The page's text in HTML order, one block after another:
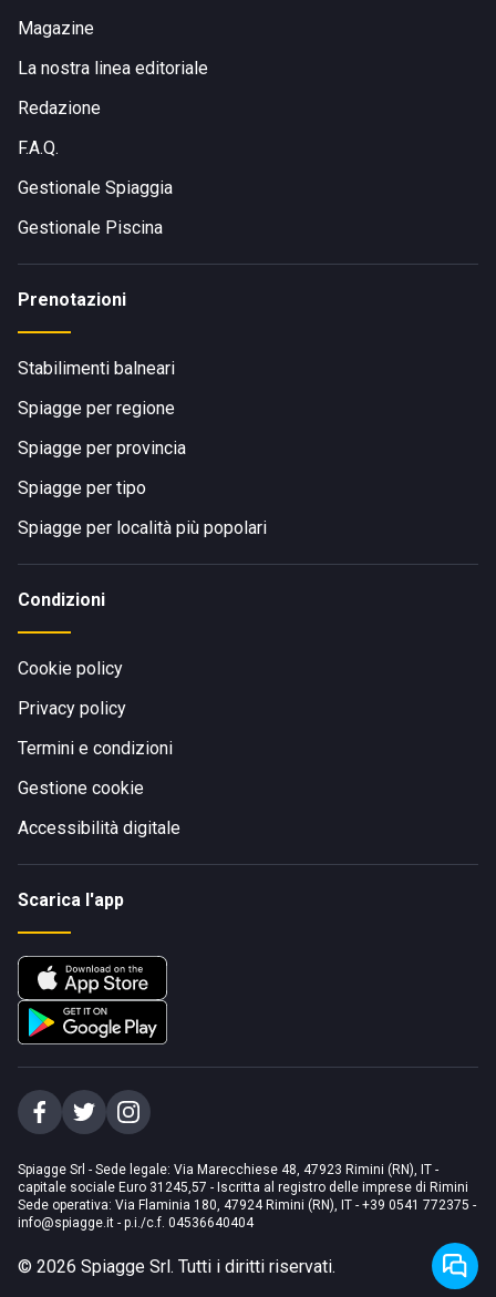
Magazine
La nostra linea editoriale
Redazione
F.A.Q.
Gestionale Spiaggia
Gestionale Piscina
Prenotazioni
Stabilimenti balneari
Spiagge per regione
Spiagge per provincia
Spiagge per tipo
Spiagge per località più popolari
Condizioni
Cookie policy
Privacy policy
Termini e condizioni
Gestione cookie
Accessibilità digitale
Scarica l'app
Spiagge Srl - Sede legale: Via Marecchiese 48, 47923 Rimini (RN), IT -
capitale sociale Euro 31245,57 - Iscritta al registro delle imprese di Rimini
Sede operativa: Via Flaminia 180, 47924 Rimini (RN), IT - +39 0541 772375 -
info@spiagge.it - p.i./c.f. 04536640404
© 2026 Spiagge Srl. Tutti i diritti riservati.